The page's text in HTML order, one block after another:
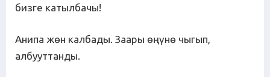
бизге катылбачы!
Анипа жөн калбады. Заары өңүнө чыгып,
албууттанды.